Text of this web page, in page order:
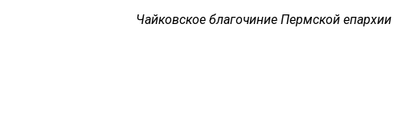
Чайковское благочиние Пермской епархии